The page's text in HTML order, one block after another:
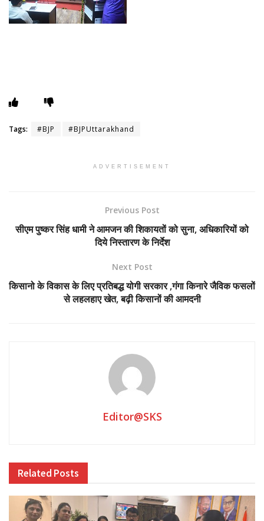
Tags: #BJP #BJPUttarakhand
ADVERTISEMENT
Previous Post
सीएम पुष्कर सिंह धामी ने आमजन की शिकायतों को सुना, अधिकारियों को
दिये निस्तारण के निर्देश
Next Post
किसानो के विकास के लिए प्रतिबद्ध योगी सरकार ,गंगा किनारे जैविक फसलों
से लहलहाए खेत, बढ़ी किसानों की आमदनी
Editor@SKS
Related Posts